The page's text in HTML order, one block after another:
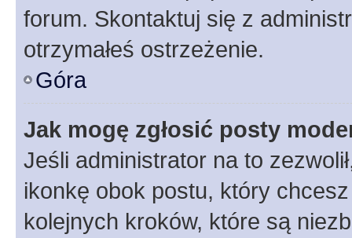
forum. Skontaktuj się z
otrzymałeś ostrzeżenie.
Góra
Jak mogę zgłosić posty
Jeśli administrator na to
ikonkę obok postu, który
kolejnych kroków, które są